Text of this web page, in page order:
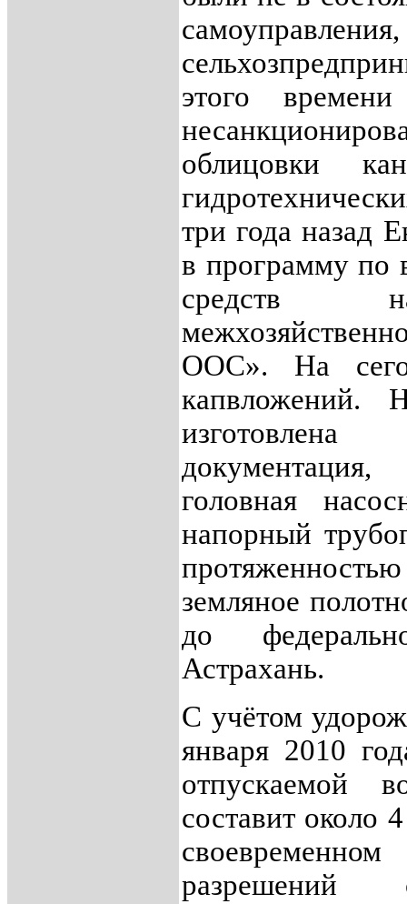
этого
облицовки
три года назад
в программу по
средств
ООС». На
капвложений.
головная
напорный
земляное
до
Астрахань.
С учётом
января 2010
отпускаемой
составит около
разрешений